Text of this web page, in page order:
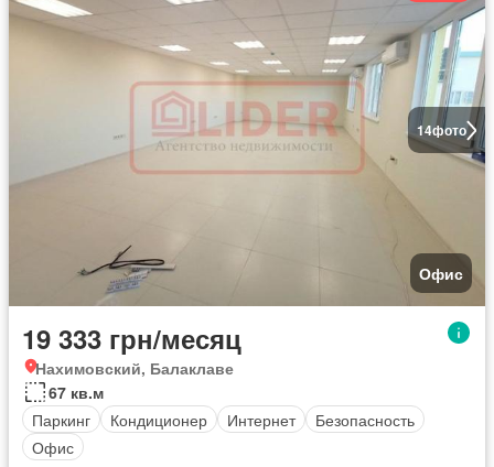
14фото
Офис
19 333 грн/месяц
Нахимовский, Балаклаве
67 кв.м
Паркинг
Кондиционер Интернет
Безопасность
Офис